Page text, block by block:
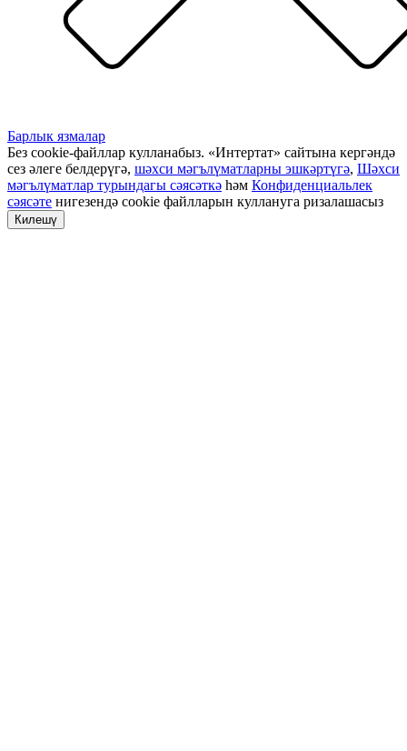
Барлык язмалар
Без cookie-файллар кулланабыз. «Интертат» сайтына кергәндә
сез әлеге белдерүгә, шәхси мәгълүматларны эшкәртүгә, Шәхси
мәгълүматлар турындагы сәясәткә һәм Конфиденциальлек
сәясәте нигезендә cookie файлларын куллануга ризалашасыз
Килешү